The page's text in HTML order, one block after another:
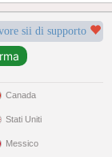
sii di supporto
Canada
Stati Uniti
Messico